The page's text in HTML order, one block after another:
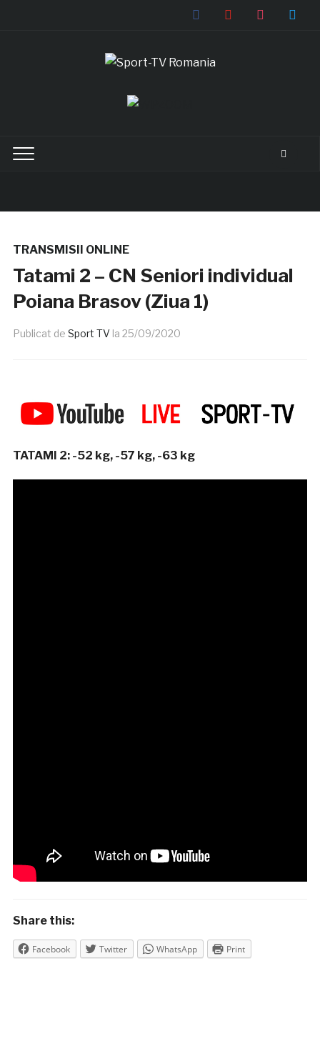
facebook youtube instagramtwitter
TRANSMISII ONLINE
Tatami 2 – CN Seniori individual
Poiana Brasov (Ziua 1)
Publicat de Sport TV la 25/09/2020
TATAMI 2: -52 kg, -57 kg, -63 kg
Share this:
Facebook Twitter WhatsApp Print